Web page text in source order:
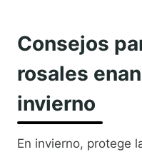
Consejos
rosales
invierno
En invierno, protege